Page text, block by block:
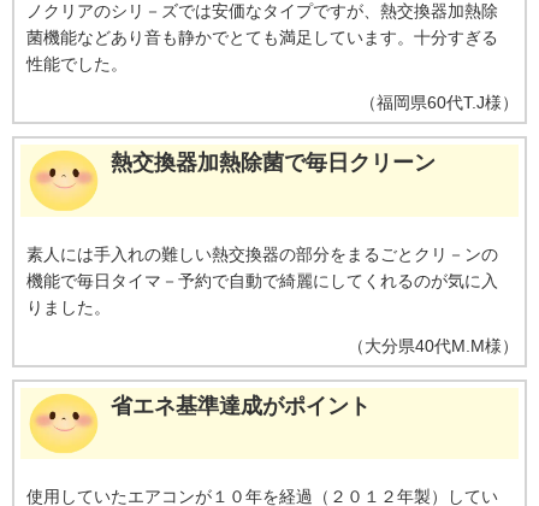
ノクリアのシリ－ズでは安価なタイプですが、熱交換器加熱除
菌機能などあり音も静かでとても満足しています。十分すぎる
性能でした。
（福岡県60代T.J様）
熱交換器加熱除菌で毎日クリーン
素人には手入れの難しい熱交換器の部分をまるごとクリ－ンの
機能で毎日タイマ－予約で自動で綺麗にしてくれるのが気に入
りました。
（大分県40代M.M様）
省エネ基準達成がポイント
使用していたエアコンが１０年を経過（２０１２年製）してい